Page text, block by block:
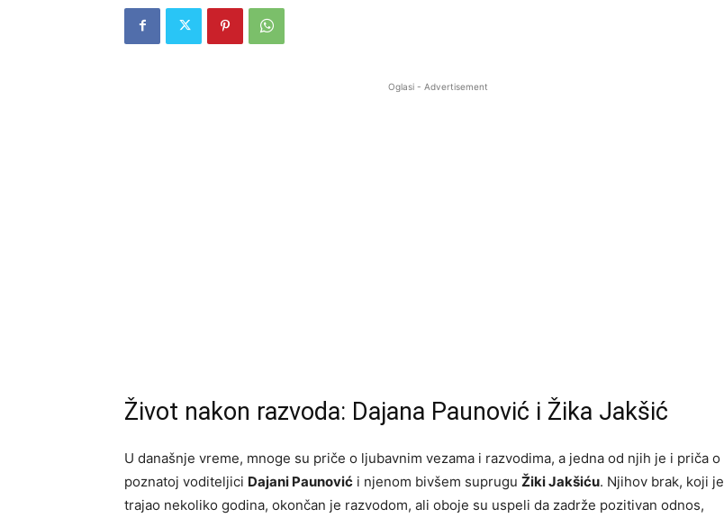
Oglasi - Advertisement
Život nakon razvoda: Dajana Paunović i Žika Jakšić
U današnje vreme, mnoge su priče o ljubavnim vezama i razvodima, a jedna od njih je i priča o
poznatoj voditeljici Dajani Paunović i njenom bivšem suprugu Žiki Jakšiću. Njihov brak, koji je
trajao nekoliko godina, okončan je razvodom, ali oboje su uspeli da zadrže pozitivan odnos,